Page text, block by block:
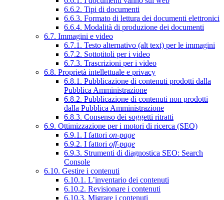
6.6.2. Tipi di documenti
6.6.3. Formato di lettura dei documenti elettronici
6.6.4. Modalità di produzione dei documenti
6.7. Immagini e video
6.7.1. Testo alternativo (alt text) per le immagini
6.7.2. Sottotitoli per i video
6.7.3. Trascrizioni per i video
6.8. Proprietà intellettuale e privacy
6.8.1. Pubblicazione di contenuti prodotti dalla
Pubblica Amministrazione
6.8.2. Pubblicazione di contenuti non prodotti
dalla Pubblica Amministrazione
6.8.3. Consenso dei soggetti ritratti
6.9. Ottimizzazione per i motori di ricerca (SEO)
6.9.1. I fattori on-page
6.9.2. I fattori off-page
6.9.3. Strumenti di diagnostica SEO: Search
Console
6.10. Gestire i contenuti
6.10.1. L’inventario dei contenuti
6.10.2. Revisionare i contenuti
6.10.3. Migrare i contenuti